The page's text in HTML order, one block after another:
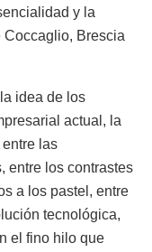
y la
Brescia
idea de los
actual, la
las
entre los contrastes
a los pastel, entre
tecnológica,
el fino hilo que